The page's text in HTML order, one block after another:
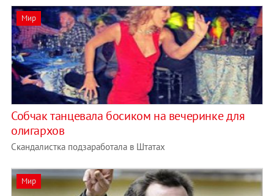
Мир
Собчак танцевала босиком на вечеринке для
олигархов
Скандалистка подзаработала в Штатах
Мир